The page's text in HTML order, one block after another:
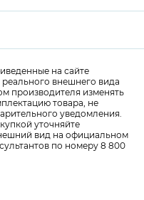
на сайте
реального внешнего вида
производителя изменять
товара, не
уведомления.
уточняйте
вид на официальном
по номеру 8 800